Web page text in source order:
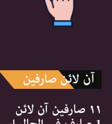
آن لائن صارفین
۱۱ صارفین
آن لائن